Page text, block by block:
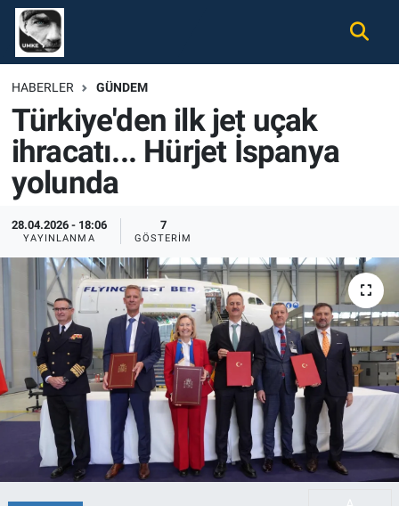
HABERLER GÜNDEM
Türkiye'den ilk jet uçak
ihracatı... Hürjet İspanya
yolunda
28.04.2026 - 18:06
YAYINLANMA
7
GÖSTERIM
Gündem
Ekonomi
Spor
Tüm Haberler
İletişim
Künye
Nöbetçi Eczaneler
Hava Durumu
Namaz Vakitleri
Süper Lig Puan Durumu ve Fikstür
Tüm Manşetler
Son Dakika Haberleri
Haber Arşivi